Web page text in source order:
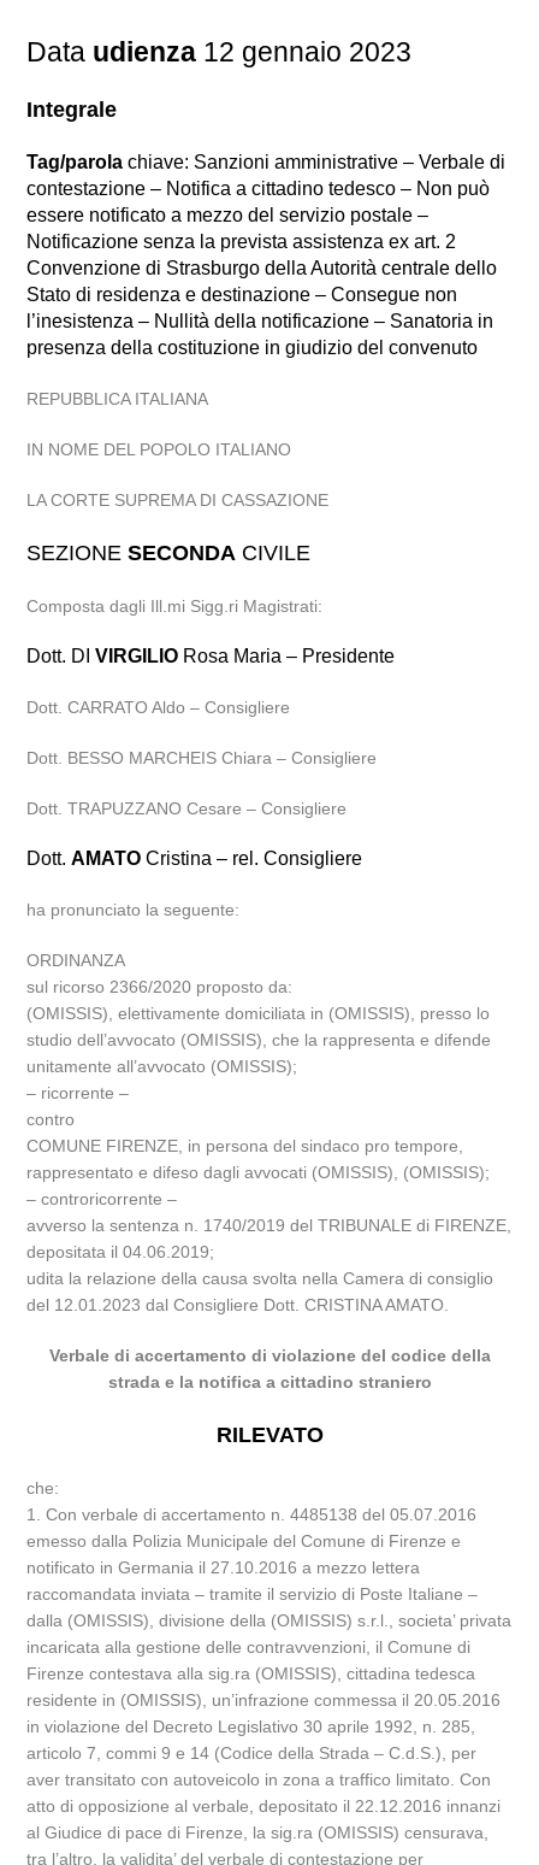
Data udienza 12 gennaio 2023
Integrale
Tag/parola chiave: Sanzioni amministrative – Verbale di
contestazione – Notifica a cittadino tedesco – Non può
essere notificato a mezzo del servizio postale –
Notificazione senza la prevista assistenza ex art. 2
Convenzione di Strasburgo della Autorità centrale dello
Stato di residenza e destinazione – Consegue non
l’inesistenza – Nullità della notificazione – Sanatoria in
presenza della costituzione in giudizio del convenuto
REPUBBLICA ITALIANA
IN NOME DEL POPOLO ITALIANO
LA CORTE SUPREMA DI CASSAZIONE
SEZIONESECONDA CIVILE
Composta dagli Ill.mi Sigg.ri Magistrati:
Dott. DIVIRGILIO Rosa Maria – Presidente
Dott. CARRATO Aldo – Consigliere
Dott. BESSO MARCHEIS Chiara – Consigliere
Dott. TRAPUZZANO Cesare – Consigliere
Dott.AMATO Cristina – rel. Consigliere
ha pronunciato la seguente:
ORDINANZA
sul ricorso 2366/2020 proposto da:
(OMISSIS), elettivamente domiciliata in (OMISSIS), presso lo
studio dell’avvocato (OMISSIS), che la rappresenta e difende
unitamente all’avvocato (OMISSIS);
– ricorrente –
contro
COMUNE FIRENZE, in persona del sindaco pro tempore,
rappresentato e difeso dagli avvocati (OMISSIS), (OMISSIS);
– controricorrente –
avverso la sentenza n. 1740/2019 del TRIBUNALE di FIRENZE,
depositata il 04.06.2019;
udita la relazione della causa svolta nella Camera di consiglio
del 12.01.2023 dal Consigliere Dott. CRISTINA AMATO.
Verbale di accertamento di violazione del codice della
strada e la notifica a cittadino straniero
RILEVATO
che:
1. Con verbale di accertamento n. 4485138 del 05.07.2016
emesso dalla Polizia Municipale del Comune di Firenze e
notificato in Germania il 27.10.2016 a mezzo lettera
raccomandata inviata – tramite il servizio di Poste Italiane –
dalla (OMISSIS), divisione della (OMISSIS) s.r.l., societa’ privata
incaricata alla gestione delle contravvenzioni, il Comune di
Firenze contestava alla sig.ra (OMISSIS), cittadina tedesca
residente in (OMISSIS), un’infrazione commessa il 20.05.2016
in violazione del Decreto Legislativo 30 aprile 1992, n. 285,
articolo 7, commi 9 e 14 (Codice della Strada – C.d.S.), per
aver transitato con autoveicolo in zona a traffico limitato. Con
atto di opposizione al verbale, depositato il 22.12.2016 innanzi
al Giudice di pace di Firenze, la sig.ra (OMISSIS) censurava,
tra l’altro, la validita’ del verbale di contestazione per